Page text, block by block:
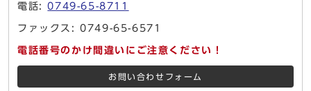
電話:0749-65-8711
ファックス: 0749-65-6571
電話番号のかけ間違いにご注意ください！
お問い合わせフォーム